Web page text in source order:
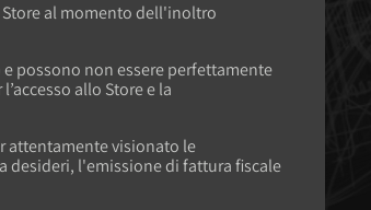
al momento dell'inoltro
possono non essere perfettamente
allo Store e la
attentamente visionato le
desideri, l'emissione di fattura fiscale